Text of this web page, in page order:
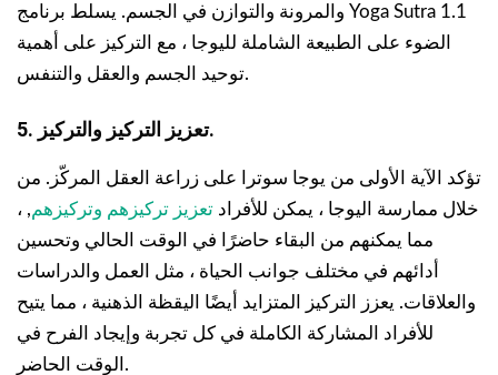
والمرونة والتوازن في الجسم. يسلط برنامج Yoga Sutra 1.1
الضوء على الطبيعة الشاملة لليوجا ، مع التركيز على أهمية
توحيد الجسم والعقل والتنفس.
5. تعزيز التركيز والتركيز.
تؤكد الآية الأولى من يوجا سوترا على زراعة العقل المركّز. من
خلال ممارسة اليوجا ، يمكن للأفراد تعزيز تركيزهم وتركيزهم, ،
مما يمكنهم من البقاء حاضرًا في الوقت الحالي وتحسين
أدائهم في مختلف جوانب الحياة ، مثل العمل والدراسات
والعلاقات. يعزز التركيز المتزايد أيضًا اليقظة الذهنية ، مما يتيح
للأفراد المشاركة الكاملة في كل تجربة وإيجاد الفرح في
الوقت الحاضر.